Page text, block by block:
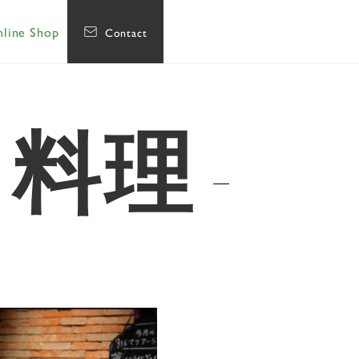
Shop Contact
理